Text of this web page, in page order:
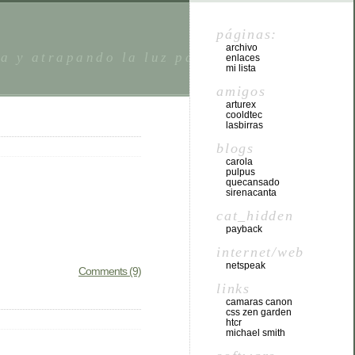
y atrapando la luz para despuÃ©s
Comments (9)
páginas:
archivo
enlaces
mi lista
amigos
arturex
cooldtec
lasbirras
blogs
carola
pulpus
quecansado
sirenacanta
cat_hidden
payback
internet/web
netspeak
links
camaras canon
css zen garden
htcr
michael smith